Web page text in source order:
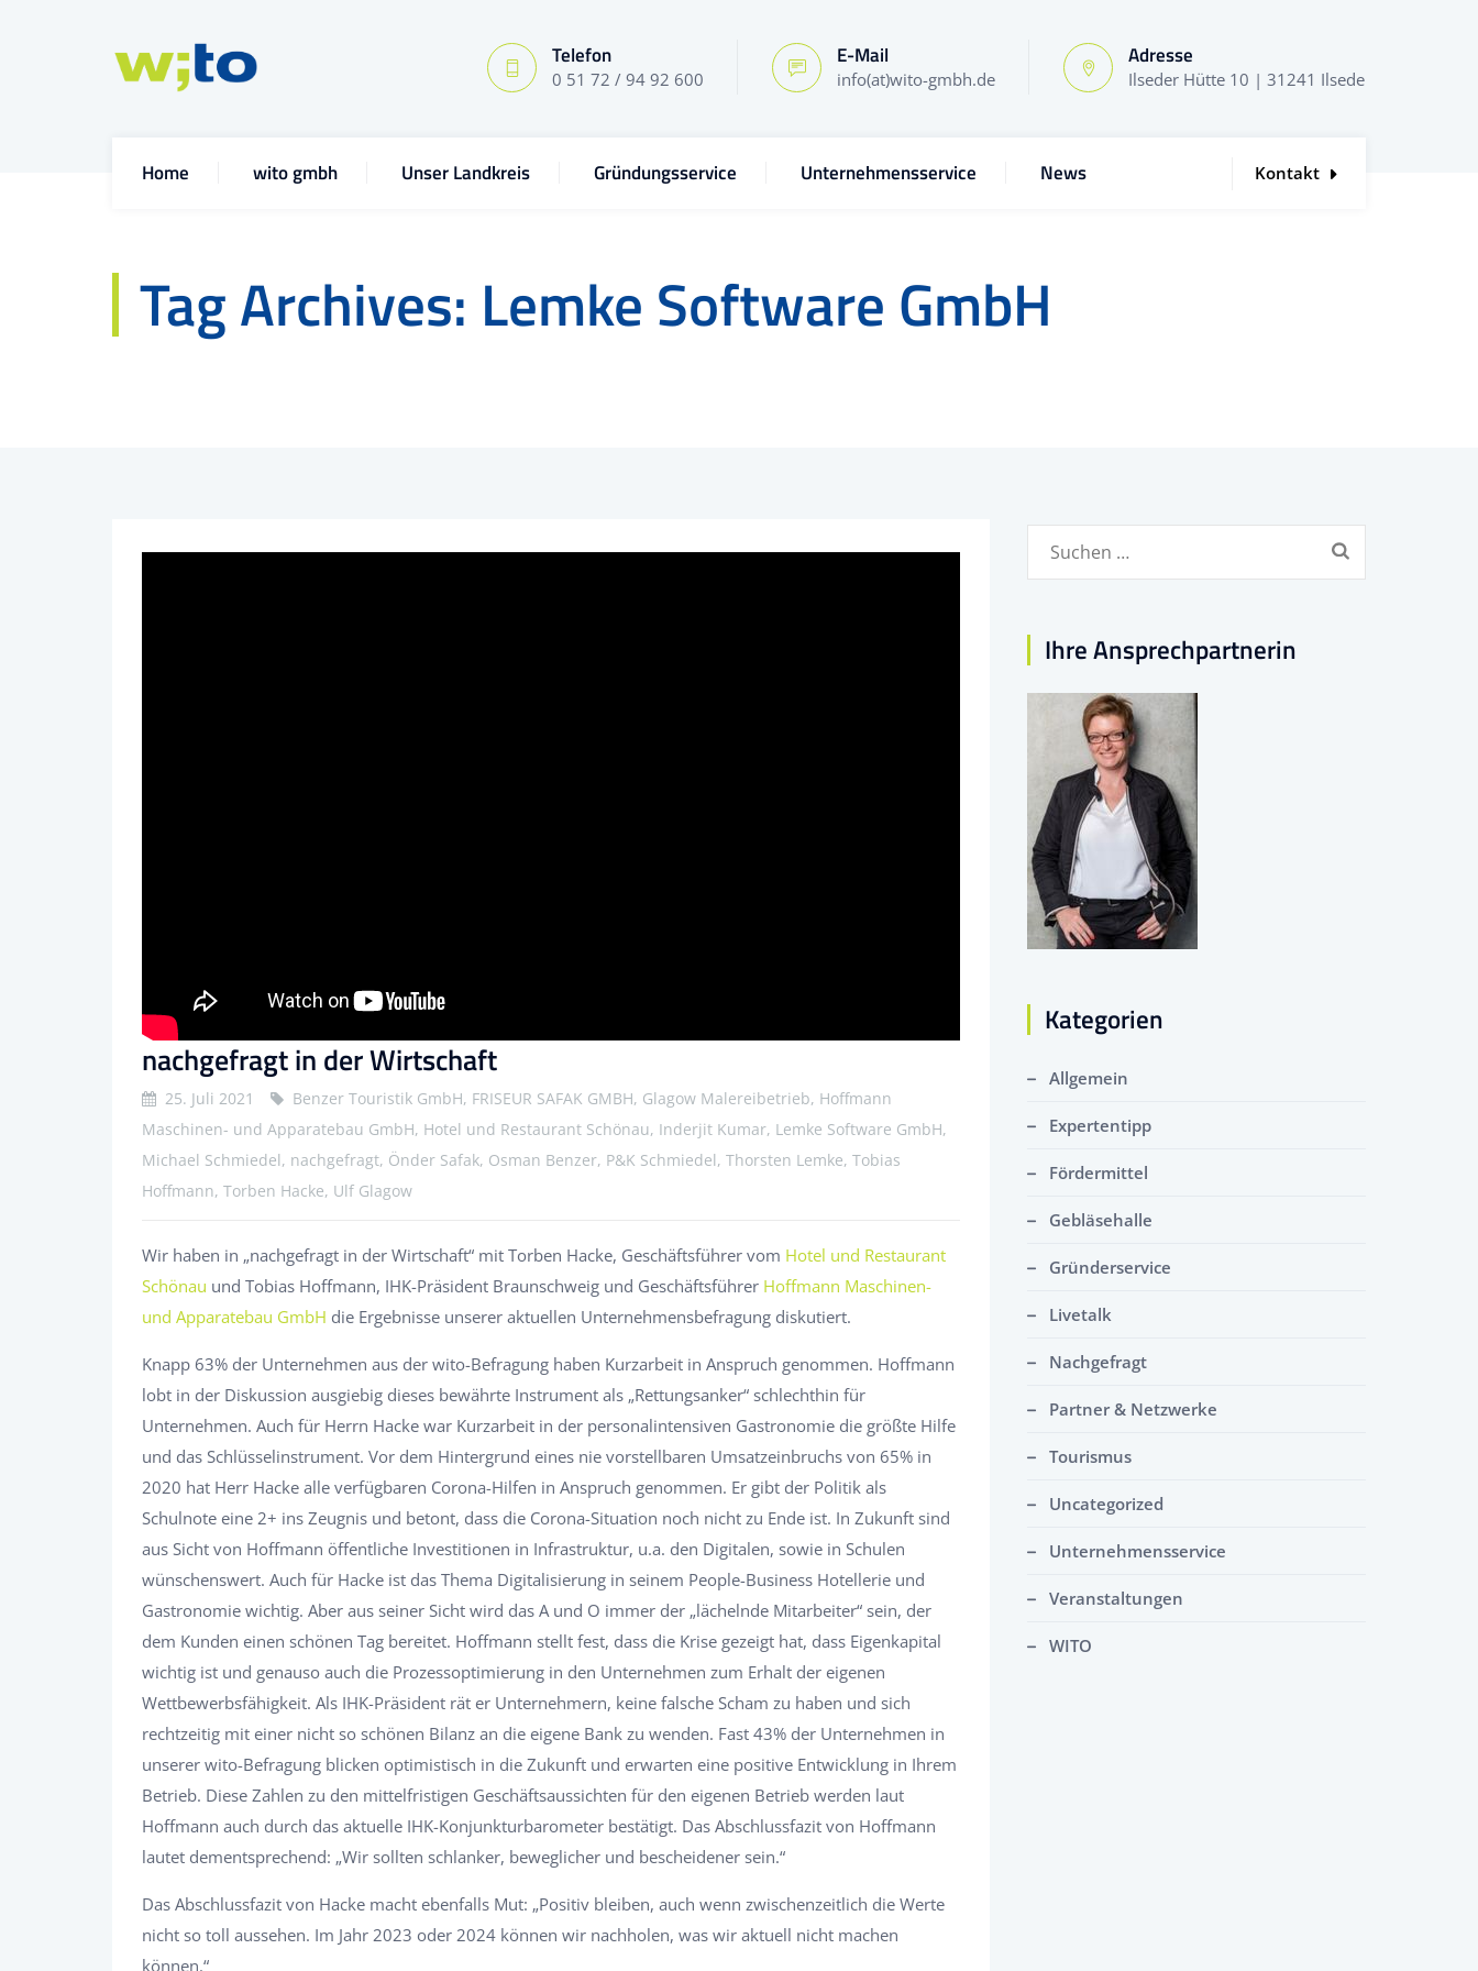
Telefon
0 51 72 / 94 92 600
E-Mail
info(at)wito-gmbh.de
Adresse
Ilseder Hütte 10 | 31241 Ilsede
Home wito gmbh Unser Landkreis Gründungsservice Unternehmensservice News Kontakt
Tag Archives: Lemke Software GmbH
nachgefragt in der Wirtschaft
25. Juli 2021
Benzer Touristik GmbH, FRISEUR SAFAK GMBH, Glagow Malereibetrieb, Hoffmann
Maschinen- und Apparatebau GmbH, Hotel und Restaurant Schönau, Inderjit Kumar, Lemke Software GmbH,
Michael Schmiedel, nachgefragt, Önder Safak, Osman Benzer, P&K Schmiedel, Thorsten Lemke, Tobias
Hoffmann, Torben Hacke, Ulf Glagow
Wir haben in „nachgefragt in der Wirtschaft“ mit Torben Hacke, Geschäftsführer vom Hotel und Restaurant
Schönau und Tobias Hoffmann, IHK-Präsident Braunschweig und Geschäftsführer Hoffmann Maschinen-
und Apparatebau GmbH die Ergebnisse unserer aktuellen Unternehmensbefragung diskutiert.
Knapp 63% der Unternehmen aus der wito-Befragung haben Kurzarbeit in Anspruch genommen. Hoffmann
lobt in der Diskussion ausgiebig dieses bewährte Instrument als „Rettungsanker“ schlechthin für
Unternehmen. Auch für Herrn Hacke war Kurzarbeit in der personalintensiven Gastronomie die größte Hilfe
und das Schlüsselinstrument. Vor dem Hintergrund eines nie vorstellbaren Umsatzeinbruchs von 65% in
2020 hat Herr Hacke alle verfügbaren Corona-Hilfen in Anspruch genommen. Er gibt der Politik als
Schulnote eine 2+ ins Zeugnis und betont, dass die Corona-Situation noch nicht zu Ende ist. In Zukunft sind
aus Sicht von Hoffmann öffentliche Investitionen in Infrastruktur, u.a. den Digitalen, sowie in Schulen
wünschenswert. Auch für Hacke ist das Thema Digitalisierung in seinem People-Business Hotellerie und
Gastronomie wichtig. Aber aus seiner Sicht wird das A und O immer der „lächelnde Mitarbeiter“ sein, der
dem Kunden einen schönen Tag bereitet. Hoffmann stellt fest, dass die Krise gezeigt hat, dass Eigenkapital
wichtig ist und genauso auch die Prozessoptimierung in den Unternehmen zum Erhalt der eigenen
Wettbewerbsfähigkeit. Als IHK-Präsident rät er Unternehmern, keine falsche Scham zu haben und sich
rechtzeitig mit einer nicht so schönen Bilanz an die eigene Bank zu wenden. Fast 43% der Unternehmen in
unserer wito-Befragung blicken optimistisch in die Zukunft und erwarten eine positive Entwicklung in Ihrem
Betrieb. Diese Zahlen zu den mittelfristigen Geschäftsaussichten für den eigenen Betrieb werden laut
Hoffmann auch durch das aktuelle IHK-Konjunkturbarometer bestätigt. Das Abschlussfazit von Hoffmann
lautet dementsprechend: „Wir sollten schlanker, beweglicher und bescheidener sein.“
Das Abschlussfazit von Hacke macht ebenfalls Mut: „Positiv bleiben, auch wenn zwischenzeitlich die Werte
nicht so toll aussehen. Im Jahr 2023 oder 2024 können wir nachholen, was wir aktuell nicht machen
können.“
Suchen
Ihre Ansprechpartnerin
Kategorien
Allgemein
Expertentipp
Fördermittel
Gebläsehalle
Gründerservice
Livetalk
Nachgefragt
Partner & Netzwerke
Tourismus
Uncategorized
Unternehmensservice
Veranstaltungen
WITO